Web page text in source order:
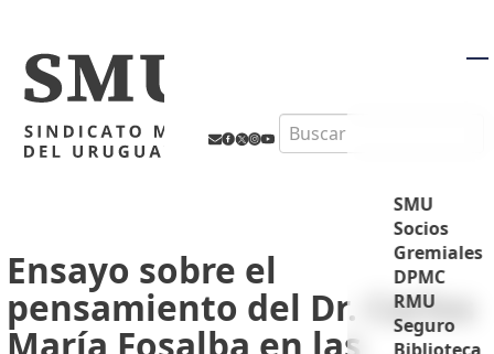
Search
SMU
Socios
Gremiales
DPMC
RMU
Seguro
Ensayo sobre el
pensamiento del Dr. Carlos